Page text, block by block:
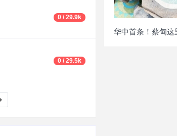
0 / 29.9k
0 / 29.5k